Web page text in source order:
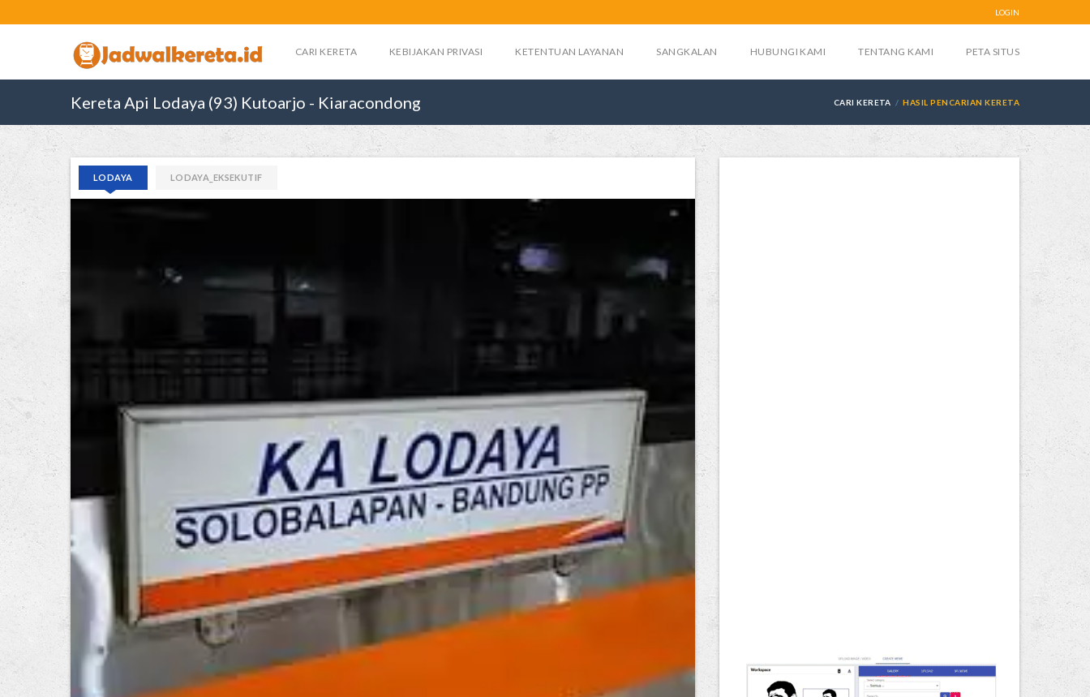
LOGIN
CARI KERETA KEBIJAKAN PRIVASI KETENTUAN LAYANAN SANGKALAN HUBUNGI KAMI TENTANG KAMI PETA SITUS
Kereta Api Lodaya (93) Kutoarjo - Kiaracondong CARI KERETA HASIL PENCARIAN KERETA
LODAYA LODAYA_EKSEKUTIF